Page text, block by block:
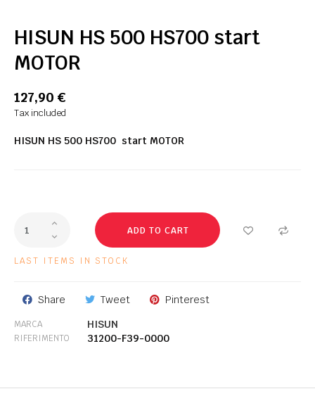
HISUN HS 500 HS700 start
MOTOR
127,90 €
Tax included
HISUN HS 500 HS700 start MOTOR
ADD TO CART
LAST ITEMS IN STOCK
Share Tweet Pinterest
MARCA HISUN
RIFERIMENTO 31200-F39-0000